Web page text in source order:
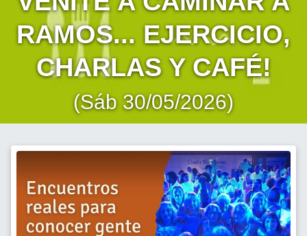
RAMOS... EJERCICIO,
CHARLAS Y CAFÉ!
(Sáb 30/05/2026)